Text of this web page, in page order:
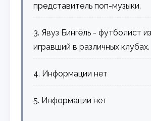
представитель поп-музыки.
3. Явуз Бингёль - футболист
игравший в различных клубах.
4. Информации нет
5. Информации нет